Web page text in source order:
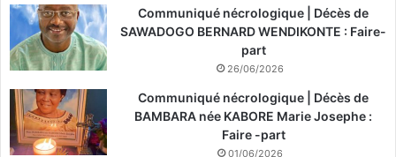
Communiqué nécrologique | Décès de
SAWADOGO BERNARD WENDIKONTE : Faire-
part
26/06/2026
Communiqué nécrologique | Décès de
BAMBARA née KABORE Marie Josephe :
Faire -part
01/06/2026